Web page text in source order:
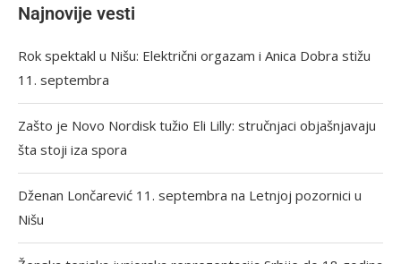
Najnovije vesti
Rok spektakl u Nišu: Električni orgazam i Anica Dobra stižu
11. septembra
Zašto je Novo Nordisk tužio Eli Lilly: stručnjaci objašnjavaju
šta stoji iza spora
Dženan Lončarević 11. septembra na Letnjoj pozornici u
Nišu